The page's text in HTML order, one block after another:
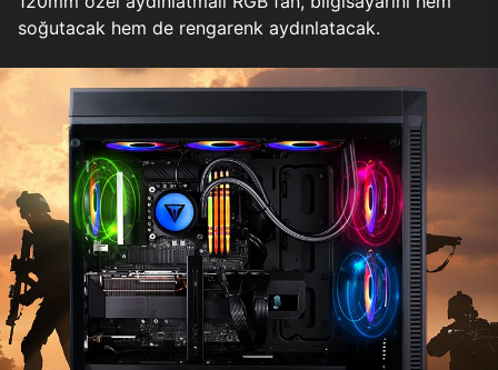
soğutacak hem de rengarenk aydınlatacak.